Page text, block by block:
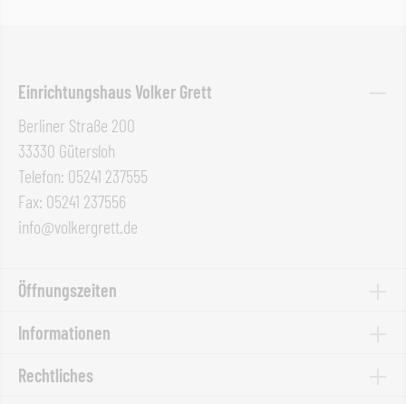
Einrichtungshaus Volker Grett
Berliner Straße 200
33330 Gütersloh
Telefon: 05241 237555
Fax: 05241 237556
info@volkergrett.de
Öffnungszeiten
Informationen
Rechtliches